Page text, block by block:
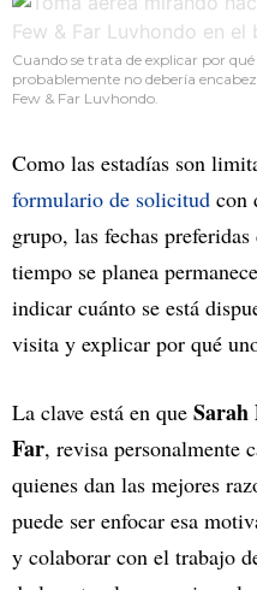
Cuando se trata de explicar por qué
probablemente no debería
Few & Far Luvhondo.
Como las estadías son
formulario de solicitud con
grupo, las fechas
tiempo se planea
indicar cuánto se está
visita y explicar por qué
La clave está en que Sarah
Far, revisa personalmente
quienes dan las mejores
puede ser enfocar esa
y colaborar con el trabajo